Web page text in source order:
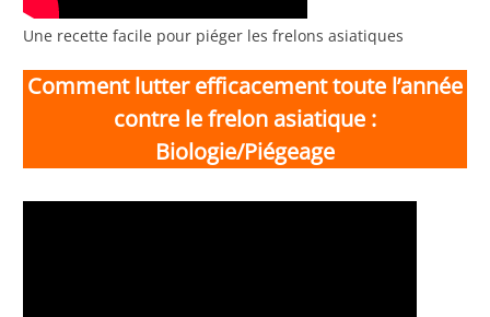
Une recette facile pour piéger les frelons asiatiques
Comment lutter efficacement toute l’année
contre le frelon asiatique :
Biologie/Piégeage